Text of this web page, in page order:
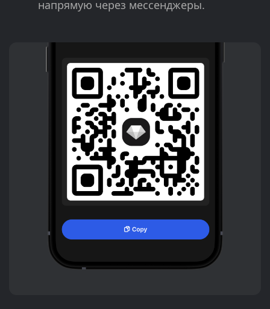
напрямую через мессенджеры.